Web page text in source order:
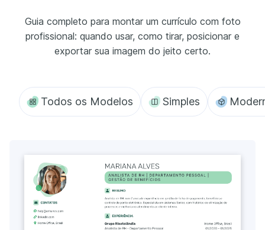
Guia completo para montar um currículo com foto
profissional: quando usar, como tirar, posicionar e
exportar sua imagem do jeito certo.
Todos os Modelos Simples